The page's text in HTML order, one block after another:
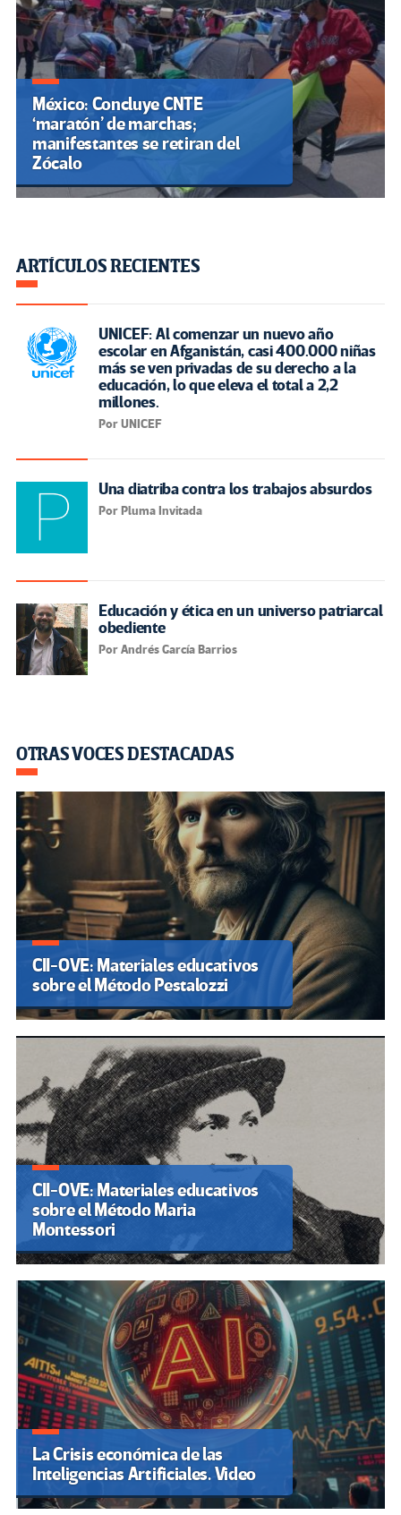
México: Concluye CNTE
‘maratón’ de marchas;
manifestantes se retiran del
Zócalo
ARTÍCULOS RECIENTES
UNICEF: Al comenzar un nuevo año
escolar en Afganistán, casi 400.000 niñas
más se ven privadas de su derecho a la
educación, lo que eleva el total a 2,2
millones.
Por UNICEF
Una diatriba contra los trabajos absurdos
Por Pluma Invitada
Educación y ética en un universo patriarcal
obediente
Por Andrés García Barrios
OTRAS VOCES DESTACADAS
CII-OVE: Materiales educativos
sobre el Método Pestalozzi
CII-OVE: Materiales educativos
sobre el Método Maria
Montessori
La Crisis económica de las
Inteligencias Artificiales. Video